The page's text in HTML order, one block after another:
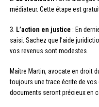
médiateur. Cette étape est
3. L’action en justice : En
saisi. Sachez que l’aide
vos revenus sont modestes.
Maître Martin, avocate en droit
toujours une trace écrite de vos
documents seront précieux en